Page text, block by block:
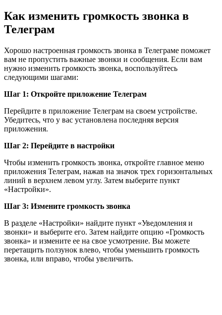
Как изменить громкость звонка в
Телеграм
Хорошо настроенная громкость звонка в Телеграме поможет
вам не пропустить важные звонки и сообщения. Если вам
нужно изменить громкость звонка, воспользуйтесь
следующими шагами:
Шаг 1: Откройте приложение Телеграм
Перейдите в приложение Телеграм на своем устройстве.
Убедитесь, что у вас установлена последняя версия
приложения.
Шаг 2: Перейдите в настройки
Чтобы изменить громкость звонка, откройте главное меню
приложения Телеграм, нажав на значок трех горизонтальных
линий в верхнем левом углу. Затем выберите пункт
«Настройки».
Шаг 3: Измените громкость звонка
В разделе «Настройки» найдите пункт «Уведомления и
звонки» и выберите его. Затем найдите опцию «Громкость
звонка» и измените ее на свое усмотрение. Вы можете
перетащить ползунок влево, чтобы уменьшить громкость
звонка, или вправо, чтобы увеличить.